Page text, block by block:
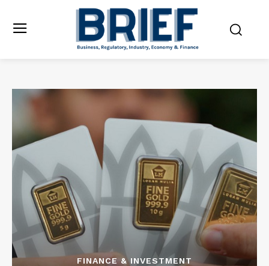
FINANCE & INVESTMENT